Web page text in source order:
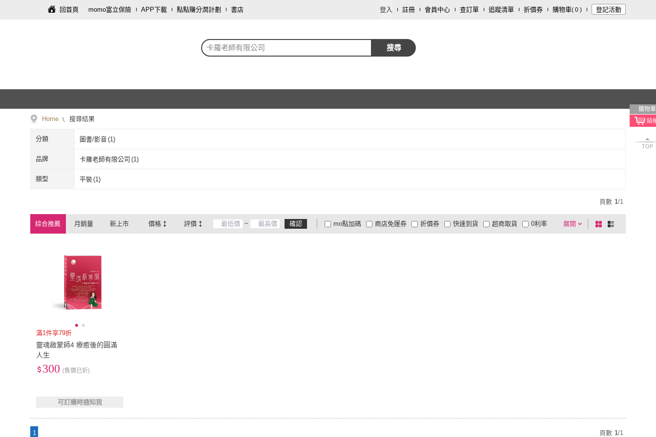
回首頁 momo富立保險 APP下載 點點賺分潤計劃 書店 登入 註冊 會員中心 查訂單 追蹤清單 折價券 購物車( 0 ) 登記活動
卡羅老師有限公司 搜尋
購物車
TOP
Home 搜尋結果
分類 圖書/影音(1)
品牌 卡羅老師有限公司 (1)
卡羅老師有限公司
類型 平裝(1)
頁數 1/1
綜合推薦 月銷量 新上市 價格 評價 ~ 確認 展開
折價券
有影片
商品有量 電視購物
mo點加碼 快速到貨 超商取貨
大家電安心配
大家電快配
商店免運券 0利率
棋
盤
列
滿1件享79折
靈魂啟蒙師4 療癒後的圓滿
人生
300 (售價已折)
可訂購時通知我
1 頁數 1/1